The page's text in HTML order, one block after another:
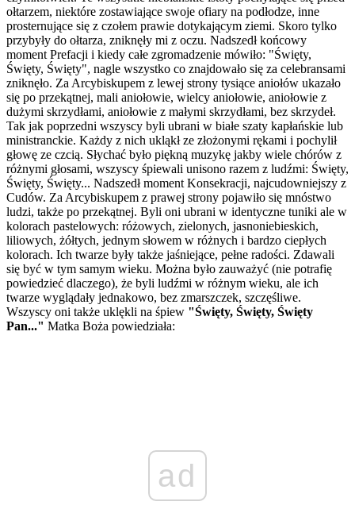
ołtarzem, niektóre zostawiające swoje ofiary na podłodze, inne
prosternujące się z czołem prawie dotykającym ziemi. Skoro tylko
przybyły do ołtarza, zniknęły mi z oczu. Nadszedł końcowy
moment Prefacji i kiedy całe zgromadzenie mówiło: "Święty,
Święty, Święty", nagle wszystko co znajdowało się za celebransami
zniknęło. Za Arcybiskupem z lewej strony tysiące aniołów ukazało
się po przekątnej, mali aniołowie, wielcy aniołowie, aniołowie z
dużymi skrzydłami, aniołowie z małymi skrzydłami, bez skrzydeł.
Tak jak poprzedni wszyscy byli ubrani w białe szaty kapłańskie lub
ministranckie. Każdy z nich ukląkł ze złożonymi rękami i pochylił
głowę ze czcią. Słychać było piękną muzykę jakby wiele chórów z
różnymi głosami, wszyscy śpiewali unisono razem z ludźmi: Święty,
Święty, Święty... Nadszedł moment Konsekracji, najcudowniejszy z
Cudów. Za Arcybiskupem z prawej strony pojawiło się mnóstwo
ludzi, także po przekątnej. Byli oni ubrani w identyczne tuniki ale w
kolorach pastelowych: różowych, zielonych, jasnoniebieskich,
liliowych, żółtych, jednym słowem w różnych i bardzo ciepłych
kolorach. Ich twarze były także jaśniejące, pełne radości. Zdawali
się być w tym samym wieku. Można było zauważyć (nie potrafię
powiedzieć dlaczego), że byli ludźmi w różnym wieku, ale ich
twarze wyglądały jednakowo, bez zmarszczek, szczęśliwe.
Wszyscy oni także uklękli na śpiew "Święty, Święty, Święty
Pan..." Matka Boża powiedziała:
ad